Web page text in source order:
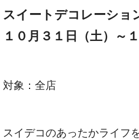
スイートデコレーショ
１０月３１日（土）～
対象：全店
スイデコのあったかライフ